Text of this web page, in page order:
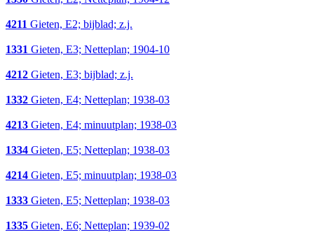
4211 Gieten, E2; bijblad; z.j.
1331 Gieten, E3; Netteplan; 1904-10
4212 Gieten, E3; bijblad; z.j.
1332 Gieten, E4; Netteplan; 1938-03
4213 Gieten, E4; minuutplan; 1938-03
1334 Gieten, E5; Netteplan; 1938-03
4214 Gieten, E5; minuutplan; 1938-03
1333 Gieten, E5; Netteplan; 1938-03
1335 Gieten, E6; Netteplan; 1939-02